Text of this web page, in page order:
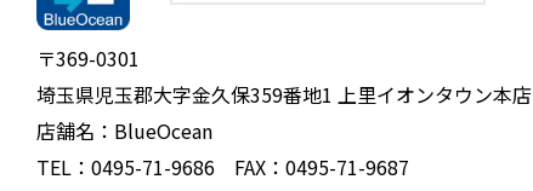
〒369-0301
埼玉県児玉郡大字金久保359番地1 上里イオンタウン本店
店舗名：BlueOcean
TEL：0495-71-9686 FAX：0495-71-9687